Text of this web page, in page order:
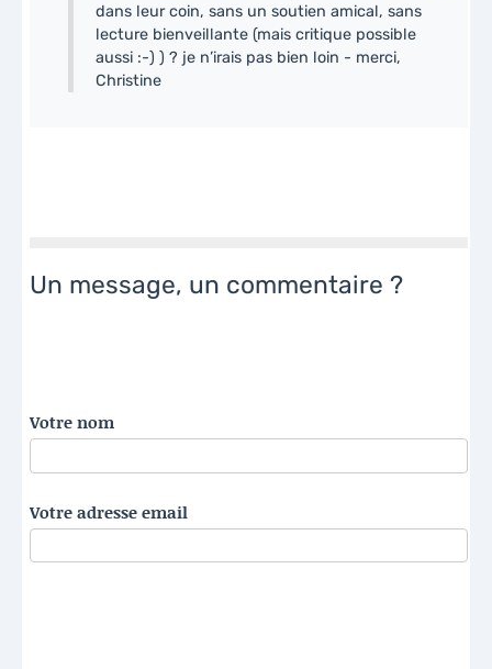
dans leur coin, sans un soutien amical, sans
lecture bienveillante (mais critique possible
aussi :-) ) ? je n’irais pas bien loin - merci,
Christine
Un message, un commentaire ?
Votre nom
Votre adresse email